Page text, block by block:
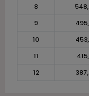
8
9
10
11
12